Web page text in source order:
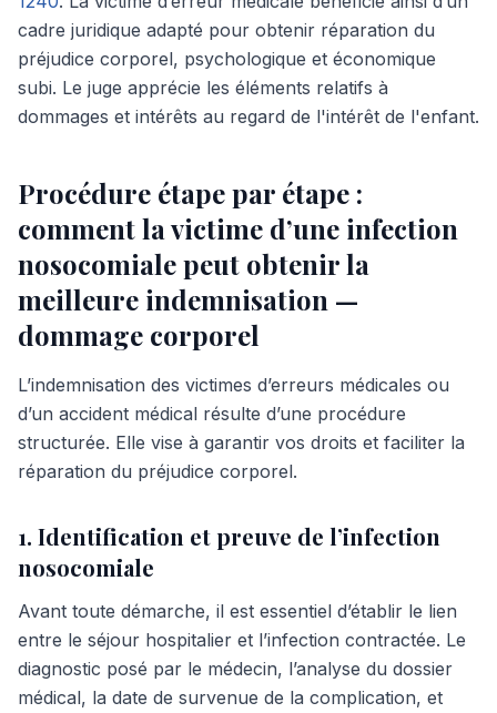
cadre juridique adapté pour obtenir réparation du
préjudice corporel, psychologique et économique
subi. Le juge apprécie les éléments relatifs à
dommages et intérêts au regard de l'intérêt de l'enfant.
Procédure étape par étape :
comment la victime d’une infection
nosocomiale peut obtenir la
meilleure indemnisation —
dommage corporel
L’indemnisation des victimes d’erreurs médicales ou
d’un accident médical résulte d’une procédure
structurée. Elle vise à garantir vos droits et faciliter la
réparation du préjudice corporel.
1. Identification et preuve de l’infection
nosocomiale
Avant toute démarche, il est essentiel d’établir le lien
entre le séjour hospitalier et l’infection contractée. Le
diagnostic posé par le médecin, l’analyse du dossier
médical, la date de survenue de la complication, et